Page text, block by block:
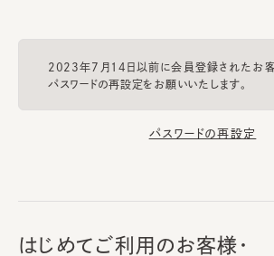
2023年7月14日以前に会員登録されたお客
パスワードの再設定をお願いいたします。
パスワードの再設定
はじめてご利用のお客様・